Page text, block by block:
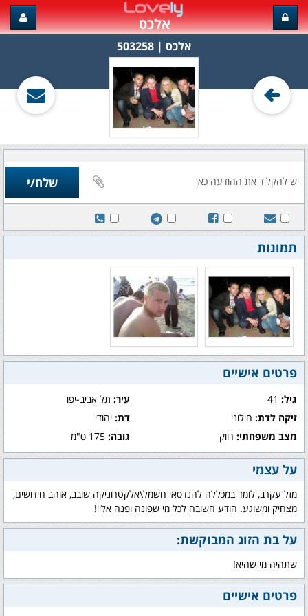
אלכס
אלכס‏ | 503258
תמונות
פרטים אישיים
גיל: עיר:תל אביב-יפו
זיקה לדת: חילוני דת:יהודי
מצב משפחתי: רווק גובה:175 ס"מ
על עצמי
מזל עקרב, לומד במכללה להנדסאי חשמל\אלקטרוניקה שובב, אוהב חידושים,
מצחיק ומשוגע. הודע חשובה לכל מי שפונה ופנה אליי!
על בת הזוג המבוקשת:
שתהיה מי שהיא!
פרטים אישיים